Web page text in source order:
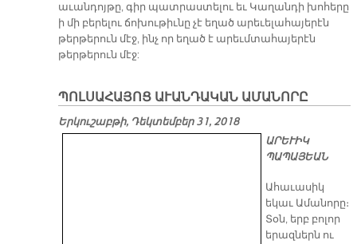
աւանդոյթը, գիր պատրաստելու եւ Կաղանդի խոհերը
ի մի բերելու ճոխութիւնը չէ եղած արեւելահայերէն
թերթերուն մէջ, ինչ որ եղած է արեւմտահայերէն
թերթերուն մէջ:
ՊՈԼՍԱՀԱՅՈՑ ԱՒԱՆԴԱԿԱՆ ԱՄԱՆՈՐԸ
Երկուշաբթի, Դեկտեմբեր 31, 2018
ԱՐԵՒԻԿ
ՊԱՊԱՅԵԱՆ
Ահաւասիկ
եկաւ Ամանորը։
Տօն, երբ բոլոր
երազներն ու